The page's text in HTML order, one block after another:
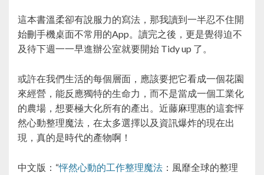
這本書溫柔卻有說服力的寫法，那我讀到一半忍不住開
始刪手機桌面不常用的App。讀完之後，更是覺得迫不
及待下週一一早進辦公室就要開始 Tidy up 了。
或許在我們生活的每個層面，應該要把它看成一個花園
來經營，能反應獨特的生命力，而不是當成一個工業化
的農場，想要極大化所有的產出。近藤麻理惠的這套怦
然心動整理魔法，在太多選擇以及資訊爆炸的現在出
現，真的是時代的產物啊！
中文版：“怦然心動的工作整理魔法 ：風靡全球的整理